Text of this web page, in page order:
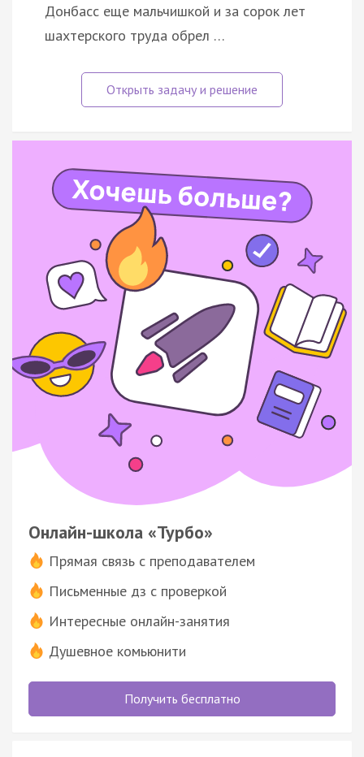
Донбасс еще мальчишкой и за сорок лет
шахтерского труда обрел …
Онлайн-школа «Турбо»
Прямая связь с преподавателем
Письменные дз с проверкой
Интересные онлайн-занятия
Душевное комьюнити
Получить бесплатно